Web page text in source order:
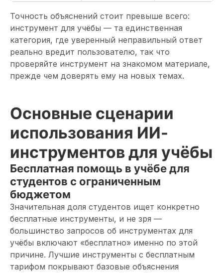
Точность объяснений стоит превыше всего:
инструмент для учёбы — та единственная
категория, где уверенный неправильный ответ
реально вредит пользователю, так что
проверяйте инструмент на знакомом материале,
прежде чем доверять ему на новых темах.
Основные сценарии
использования ИИ-
инструментов для учёбы
Бесплатная помощь в учёбе для
студентов с ограниченным
бюджетом
Значительная доля студентов ищет конкретно
бесплатные инструменты, и не зря —
большинство запросов об инструментах для
учёбы включают «бесплатно» именно по этой
причине. Лучшие инструменты с бесплатным
тарифом покрывают базовые объяснения